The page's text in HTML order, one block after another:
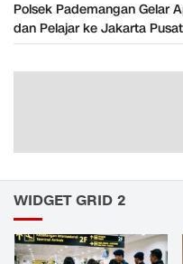
Polsek Pademangan Gelar
dan Pelajar ke Jakarta Pusat
WIDGET GRID 2